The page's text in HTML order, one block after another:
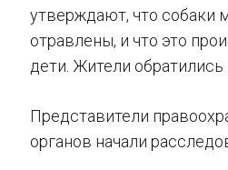
утверждают, что собаки
отравлены, и что это
дети. Жители
Представители
органов начали